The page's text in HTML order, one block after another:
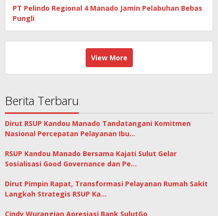
PT Pelindo Regional 4 Manado Jamin Pelabuhan Bebas
Pungli
View More
Berita Terbaru
Dirut RSUP Kandou Manado Tandatangani Komitmen
Nasional Percepatan Pelayanan Ibu…
RSUP Kandou Manado Bersama Kajati Sulut Gelar
Sosialisasi Good Governance dan Pe…
Dirut Pimpin Rapat, Transformasi Pelayanan Rumah Sakit
Langkah Strategis RSUP Ka…
Cindy Wurangian Apresiasi Bank SulutGo